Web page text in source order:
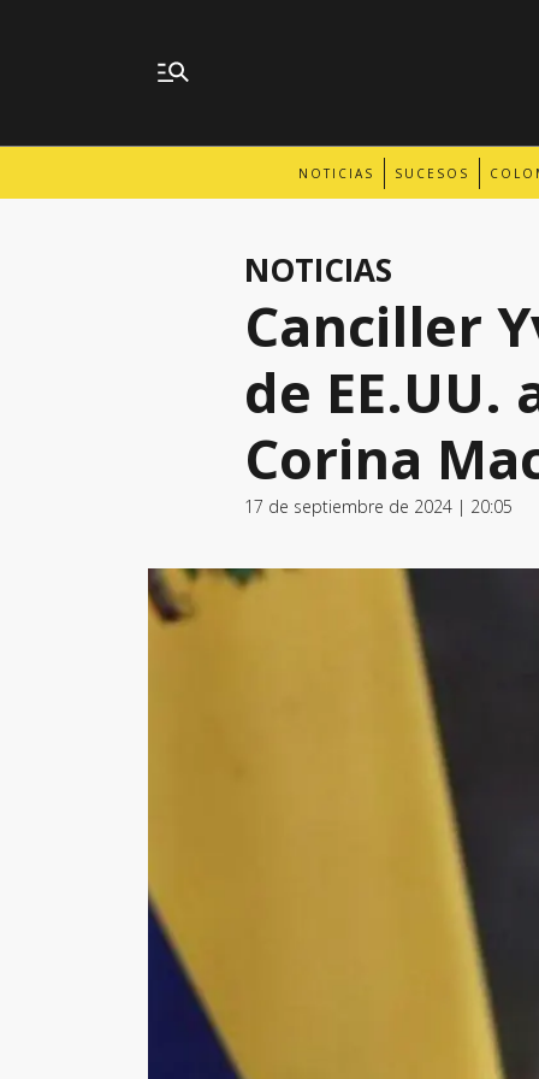
NOTICIAS SUCESOS
NOTICIAS
Canciller
de
Corina
17 de septiembre de 2024 | 20:05